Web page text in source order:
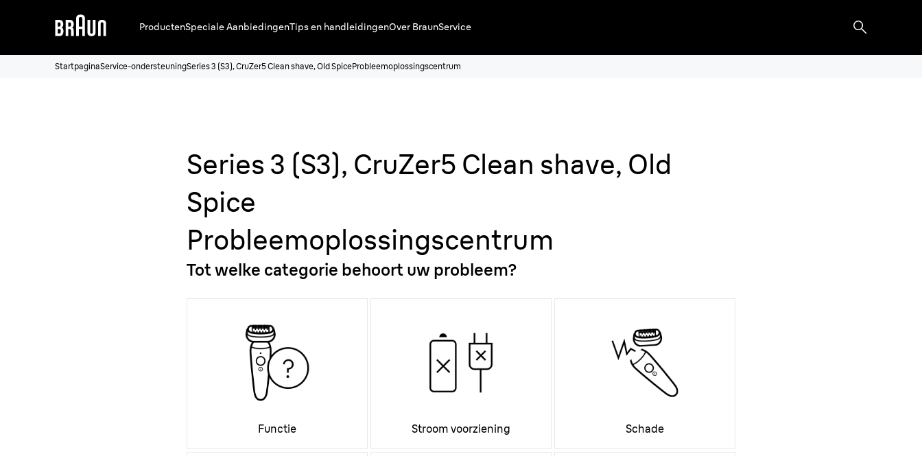
ProductenSpeciale AanbiedingenTips en handleidingenOver BraunService
StartpaginaService-ondersteuningSeries 3 (S3), CruZer5 Clean shave, Old SpiceProbleemoplossingscentrum
Series 3 (S3), CruZer5 Clean shave, Old
Spice
Probleemoplossingscentrum
Tot welke categorie behoort uw probleem?
Functie Stroom voorziening Schade